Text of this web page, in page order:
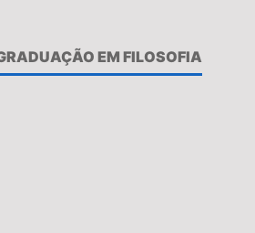
EM FILOSOFIA